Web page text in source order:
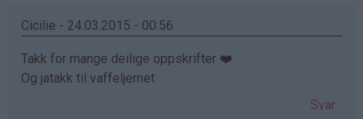
Cicilie - 24.03.2015 - 00:56
Takk for mange deilige oppskrifter ❤️
Og jatakk til vaffeljernet
Svar